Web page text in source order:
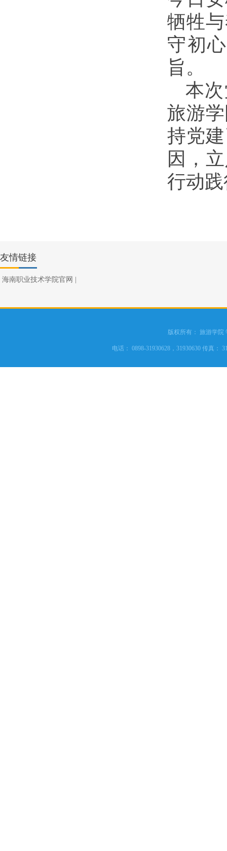
牺牲
守初
旨。
本
旅游
持党
因，
行动
友情链接
海南职业技术学院官网
版权所有： 旅游学院
电话： 0898-31930628，31930630 传真：